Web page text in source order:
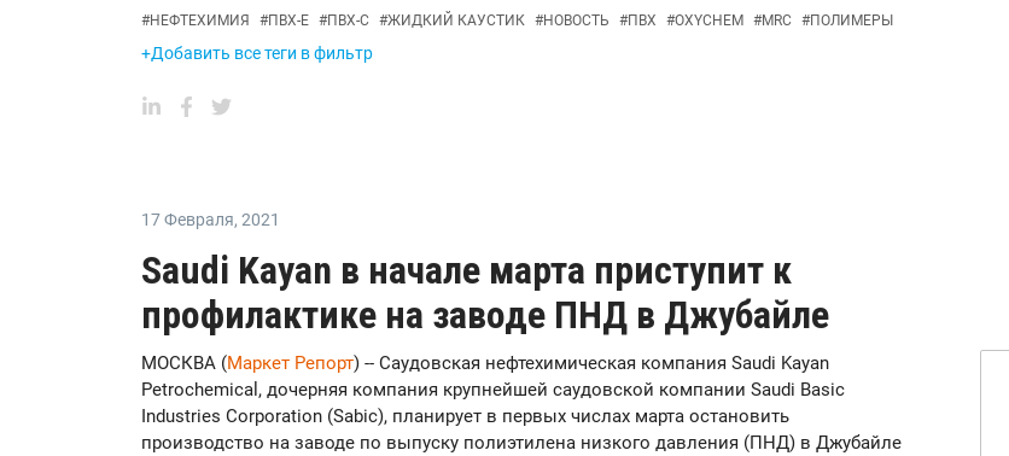
#НЕФТЕХИМИЯ #ПВХ-Е #ПВХ-С #ЖИДКИЙ КАУСТИК #НОВОСТЬ #ПВХ #OXYCHEM #MRC #ПОЛИМЕРЫ
+Добавить все теги в фильтр
17 Февраля, 2021
Saudi Kayan в начале марта приступит к
профилактике на заводе ПНД в Джубайле
МОСКВА (Маркет Репорт) -- Саудовская нефтехимическая компания Saudi Kayan
Petrochemical, дочерняя компания крупнейшей саудовской компании Saudi Basic
Industries Corporation (Sabic), планирует в первых числах марта остановить
производство на заводе по выпуску полиэтилена низкого давления (ПНД) в Джубайле